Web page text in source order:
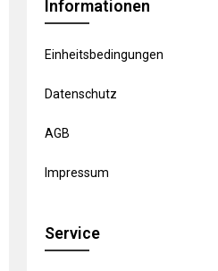
Informationen
Einheitsbedingungen
Datenschutz
AGB
Impressum
Service